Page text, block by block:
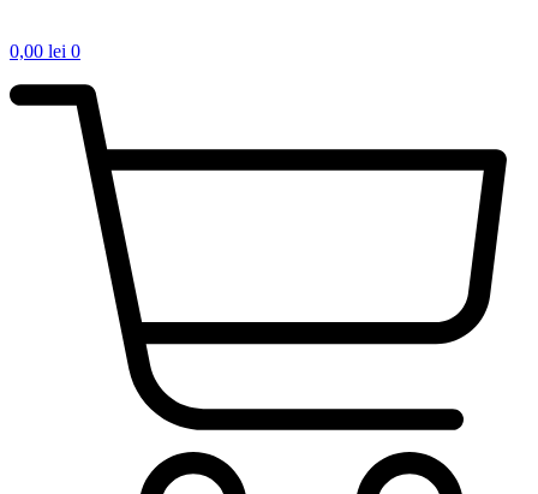
0,00 lei 0